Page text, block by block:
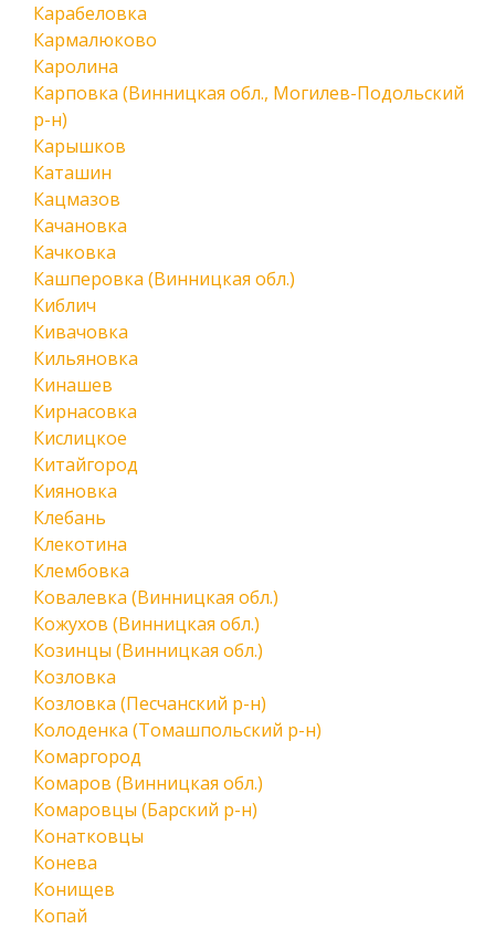
Карабеловка
Кармалюково
Каролина
Карповка (Винницкая обл., Могилев-Подольский
р-н)
Карышков
Каташин
Кацмазов
Качановка
Качковка
Кашперовка (Винницкая обл.)
Киблич
Кивачовка
Кильяновка
Кинашев
Кирнасовка
Кислицкое
Китайгород
Кияновка
Клебань
Клекотина
Клембовка
Ковалевка (Винницкая обл.)
Кожухов (Винницкая обл.)
Козинцы (Винницкая обл.)
Козловка
Козловка (Песчанский р-н)
Колоденка (Томашпольский р-н)
Комаргород
Комаров (Винницкая обл.)
Комаровцы (Барский р-н)
Конатковцы
Конева
Конищев
Копай